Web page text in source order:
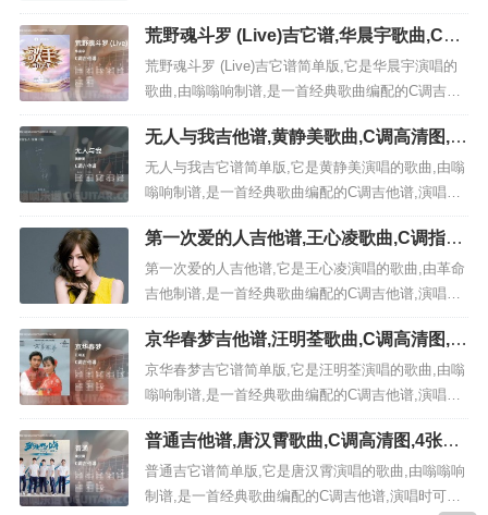
夹变调夹4品，原调为E调本谱采用C调，非常好听
的弹唱曲谱,下面4张高清曲谱由极网吉它谱为大家更
新分享,有喜欢吉它的朋友欢迎关注！ 《焰火青
年》：歌曲一句话解析: 以上就是4/4拍的节奏...
荒野魂斗罗 (Live)吉它谱,华晨宇歌曲,C调
高清图,7张六线简谱
荒野魂斗罗 (Live)吉它谱简单版,它是华晨宇演唱的
歌曲,由嗡嗡响制谱,是一首经典歌曲编配的C调吉他
谱,演唱时可不使用变调夹，演奏时间为5分12秒,原
调为C本谱采用C调，是非常好听的弹唱曲谱,下面7
张高清曲谱由极网吉它谱为大家更新分享,有喜欢吉
它的朋友欢迎收藏！...
无人与我吉他谱,黄静美歌曲,C调高清图,3
张六线原版简谱
无人与我吉它谱简单版,它是黄静美演唱的歌曲,由嗡
嗡响制谱,是一首经典歌曲编配的C调吉他谱,演唱时
可夹第1品（Capo=1），演奏时间为3分6秒,原调为
Db本谱采用C调，是非常好听的弹唱曲谱,下面3张高
清曲谱由极网吉它谱为大家更新分享,有喜欢吉它的
朋友欢迎收藏！ 《无人与我》...
第一次爱的人吉他谱,王心凌歌曲,C调指法
六线谱高清视频教学,附3张六线简谱
第一次爱的人吉他谱,它是王心凌演唱的歌曲,由革命
吉他制谱,是一首经典歌曲编配的C调吉他谱,演唱时
可夹变调夹3品，原调为降E调本谱采用C调，非常
好听的弹唱曲谱,下面3张高清曲谱由极网吉它谱为大
家更新分享,有喜欢吉它的朋友欢迎关注！ 视频教程
《第一次爱的人》：歌曲一句话解析: 以...
京华春梦吉他谱,汪明荃歌曲,C调高清图,3
张六线原版简谱
京华春梦吉它谱简单版,它是汪明荃演唱的歌曲,由嗡
嗡响制谱,是一首经典歌曲编配的C调吉他谱,演唱时
可夹第3品（Capo=3），演奏时间为3分23秒,原调
为Eb本谱采用C调，是非常好听的弹唱曲谱,下面3张
高清曲谱由极网吉它谱为大家更新分享,有喜欢吉它
的朋友欢迎收藏！ 《京华春梦...
普通吉他谱,唐汉霄歌曲,C调高清图,4张六
线原版简谱
普通吉它谱简单版,它是唐汉霄演唱的歌曲,由嗡嗡响
制谱,是一首经典歌曲编配的C调吉他谱,演唱时可降